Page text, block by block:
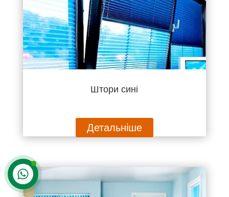
Штори сині
Детальніше
Контакти